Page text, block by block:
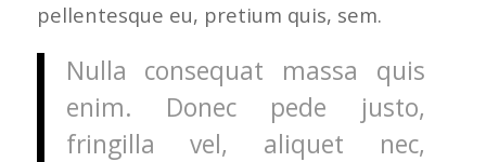
pellentesque eu, pretium quis, sem.
Nulla consequat massa quis
enim. Donec pede justo,
fringilla vel, aliquet nec,